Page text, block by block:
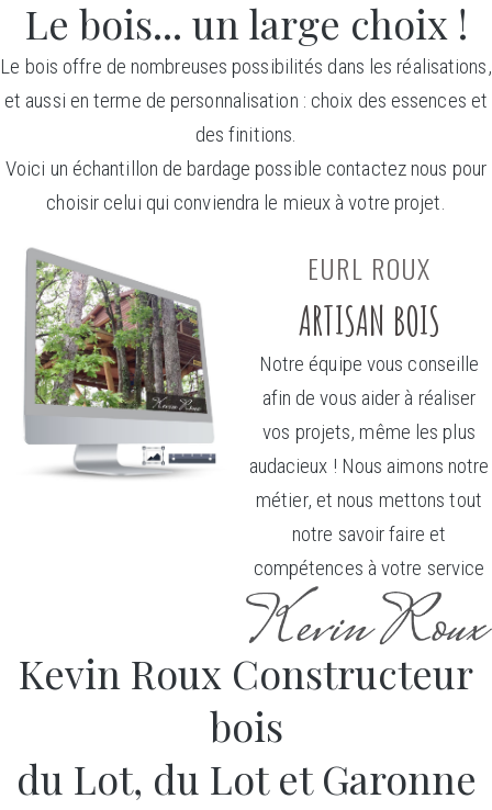
Le bois... un large choix !
Le bois offre de nombreuses possibilités dans les réalisations,
et aussi en terme de personnalisation : choix des essences et
des finitions.
Voici un échantillon de bardage possible contactez nous pour
choisir celui qui conviendra le mieux à votre projet.
EURL ROUX
ARTISAN BOIS
Notre équipe vous conseille
afin de vous aider à réaliser
vos projets, même les plus
audacieux ! Nous aimons notre
métier, et nous mettons tout
notre savoir faire et
compétences à votre service
Kevin Roux Constructeur
bois
du Lot, du Lot et Garonne